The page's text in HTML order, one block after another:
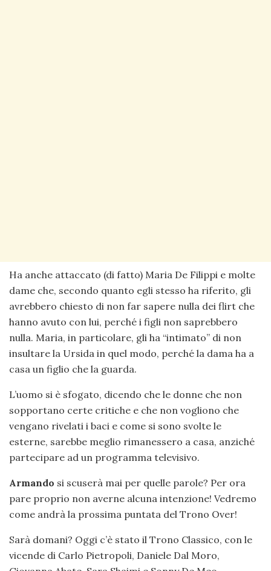
Ha anche attaccato (di fatto) Maria De Filippi e molte
dame che, secondo quanto egli stesso ha riferito, gli
avrebbero chiesto di non far sapere nulla dei flirt che
hanno avuto con lui, perché i figli non saprebbero
nulla. Maria, in particolare, gli ha “intimato” di non
insultare la Ursida in quel modo, perché la dama ha a
casa un figlio che la guarda.
L’uomo si è sfogato, dicendo che le donne che non
sopportano certe critiche e che non vogliono che
vengano rivelati i baci e come si sono svolte le
esterne, sarebbe meglio rimanessero a casa, anziché
partecipare ad un programma televisivo.
Armando si scuserà mai per quelle parole? Per ora
pare proprio non averne alcuna intenzione! Vedremo
come andrà la prossima puntata del Trono Over!
Sarà domani? Oggi c’è stato il Trono Classico, con le
vicende di Carlo Pietropoli, Daniele Dal Moro,